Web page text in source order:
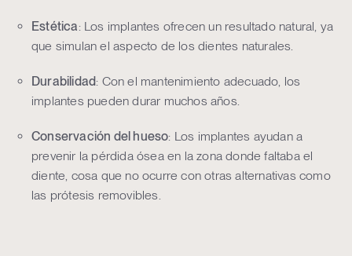
Estética: Los implantes ofrecen un resultado natural, ya
que simulan el aspecto de los dientes naturales.
Durabilidad: Con el mantenimiento adecuado, los
implantes pueden durar muchos años.
Conservación del hueso: Los implantes ayudan a
prevenir la pérdida ósea en la zona donde faltaba el
diente, cosa que no ocurre con otras alternativas como
las prótesis removibles.